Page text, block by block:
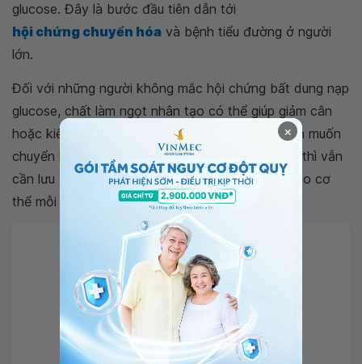
glucose. Đây là bước đầu tiên dẫn tới
hội chứng chuyển hóa và bệnh tiểu đường ở người
lớn.
Đối với những người không mắc hội chứng bất dung nạp
glucose, chất làm ngọt nhân tạo có thể giúp giảm cân
hoặc kiểm soát bệnh tiểu đường. Nhưng nếu bạn muốn
chuyển hoàn toàn sang sử dụng loại đường này thì vẫn
cần lưu ý kiểm soát lượng đường mà bạn đưa vào cơ
thể mỗi ngày.
×